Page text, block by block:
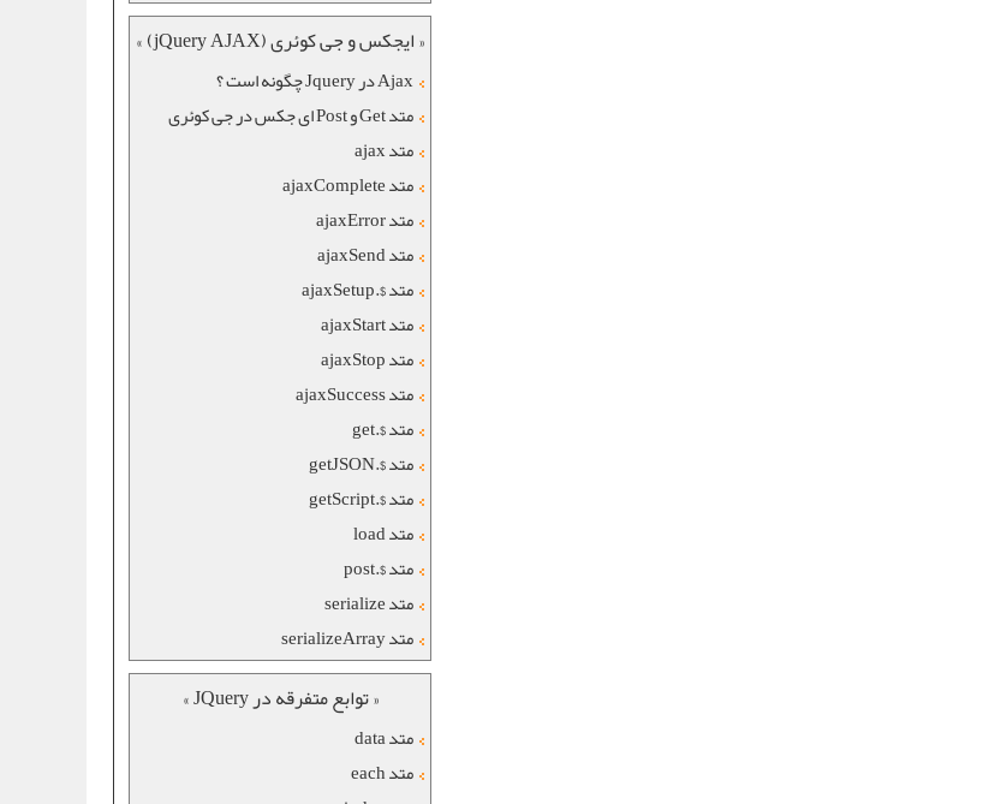
« ایجکس و جی کوئری (jQuery AJAX) »
Ajax در Jquery چگونه است ؟
متد Get و Post ای جکس در جی کوئری
متد ajax
متد ajaxComplete
متد ajaxError
متد ajaxSend
متد $.ajaxSetup
متد ajaxStart
متد ajaxStop
متد ajaxSuccess
متد $.get
متد $.getJSON
متد $.getScript
متد load
متد $.post
متد serialize
متد serializeArray
« توابع متفرقه در JQuery »
متد data
متد each